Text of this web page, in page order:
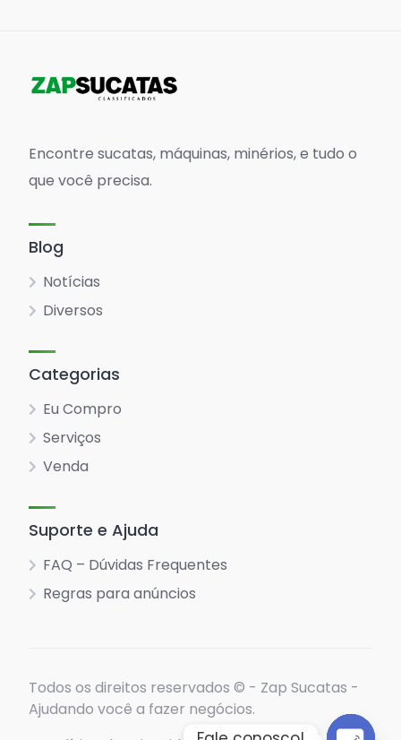
Encontre sucatas, máquinas, minérios, e tudo o
que você precisa.
Blog
Notícias
Diversos
Categorias
Eu Compro
Serviços
Venda
Suporte e Ajuda
FAQ – Dúvidas Frequentes
Regras para anúncios
Todos os direitos reservados © - Zap Sucatas -
Ajudando você a fazer negócios.